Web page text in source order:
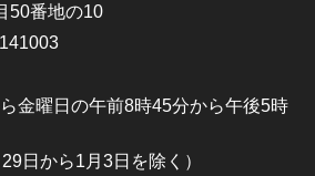
50番地の10
金曜日の午前8時45分から午後5時
日から1月3日を除く）